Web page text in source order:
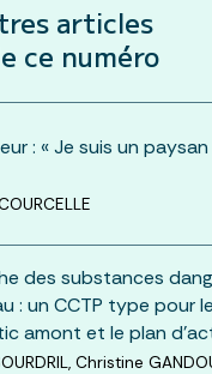
articles
ce numéro
: « Je suis un
des substances
: un CCTP type pour le
amont et le plan
Christine